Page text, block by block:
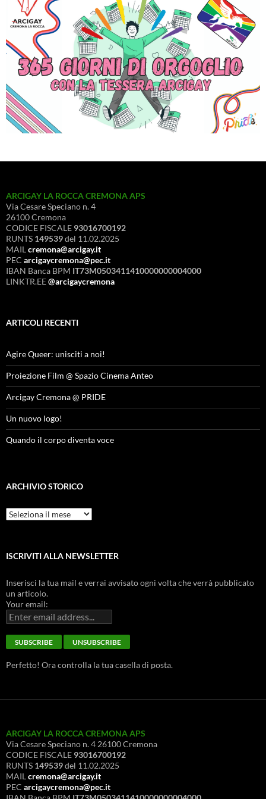
ARCIGAY LA ROCCA CREMONA APS
Via Cesare Speciano n. 4
26100 Cremona
CODICE FISCALE 93016700192
RUNTS 149539del 11.02.2025
MAIL cremona@arcigay.it
PEC arcigaycremona@pec.it
IBAN Banca BPM IT73M0503411410000000004000
LINKTR.EE@arcigaycremona
ARTICOLI RECENTI
Agire Queer: unisciti a noi!
Proiezione Film @ Spazio Cinema Anteo
Arcigay Cremona @ PRIDE
Un nuovo logo!
Quando il corpo diventa voce
ARCHIVIO STORICO
Archivio
Storico
ISCRIVITI ALLA NEWSLETTER
Inserisci la tua mail e verrai avvisato ogni volta che verrà pubblicato
un articolo.
Your email:
Perfetto! Ora controlla la tua casella di posta.
ARCIGAY LA ROCCA CREMONA APS
Via Cesare Speciano n. 4 26100 Cremona
CODICE FISCALE 93016700192
RUNTS 149539del 11.02.2025
MAIL cremona@arcigay.it
PEC arcigaycremona@pec.it